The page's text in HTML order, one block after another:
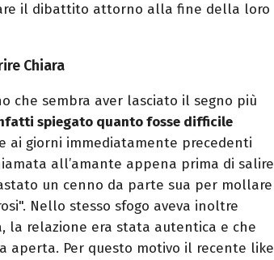
il dibattito attorno alla fine della loro
Chiara
che sembra aver lasciato il segno più
spiegato quanto fosse difficile
ai giorni immediatamente precedenti
all’amante appena prima di salire
un cenno da parte sua per mollare
Nello stesso sfogo aveva inoltre
la relazione era stata autentica e che
aperta. Per questo motivo il recente like